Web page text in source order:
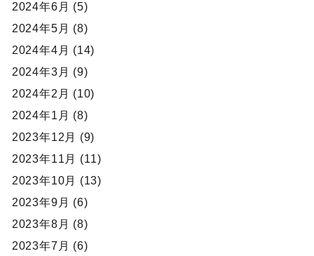
2024年6月 (5)
2024年5月 (8)
2024年4月 (14)
2024年3月 (9)
2024年2月 (10)
2024年1月 (8)
2023年12月 (9)
2023年11月 (11)
2023年10月 (13)
2023年9月 (6)
2023年8月 (8)
2023年7月 (6)